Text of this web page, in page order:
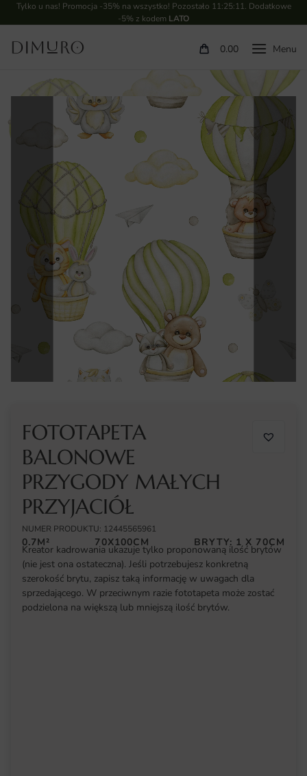
Tylko u nas! Promocja -35% na wszystko! Pozostało 11:25:10. Dodatkowe
-5% z kodem LATO
0.00
FOTOTAPETA
BALONOWE
PRZYGODY MAŁYCH
PRZYJACIÓŁ
NUMER PRODUKTU: 12445565961
0.7M² 70X100CM BRYTY: 1 X 70CM
Kreator kadrowania ukazuje tylko proponowaną ilość brytów
(nie jest ona ostateczna). Jeśli potrzebujesz konkretną
szerokość brytu, zapisz taką informację w uwagach dla
sprzedającego. W przeciwnym razie fototapeta może zostać
podzielona na większą lub mniejszą ilość brytów.